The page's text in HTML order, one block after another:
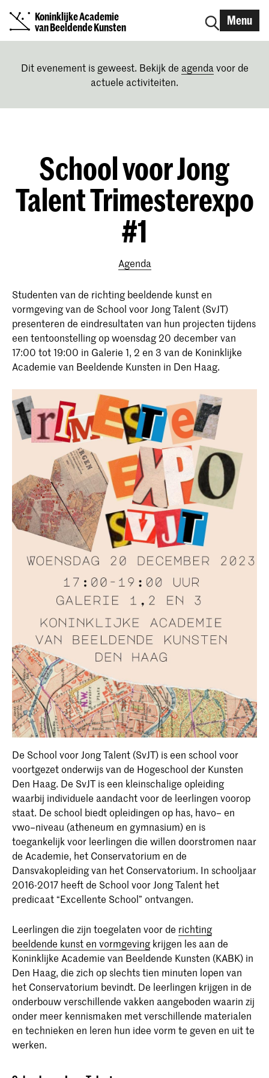
Koninklijke Academie
van Beeldende Kunsten
Menu
Dit evenement is geweest. Bekijk de agenda voor de
actuele activiteiten.
School voor Jong
Talent Trimesterexpo
#1
Agenda
Studenten van de richting beeldende kunst en
vormgeving van de School voor Jong Talent (SvJT)
presenteren de eindresultaten van hun projecten tijdens
een tentoonstelling op woensdag 20 december van
17:00 tot 19:00 in Galerie 1, 2 en 3 van de Koninklijke
Academie van Beeldende Kunsten in Den Haag.
De School voor Jong Talent (SvJT) is een school voor
voortgezet onderwijs van de Hogeschool der Kunsten
Den Haag. De SvJT is een kleinschalige opleiding
waarbij individuele aandacht voor de leerlingen voorop
staat. De school biedt opleidingen op has, havo– en
vwo–niveau (atheneum en gymnasium) en is
toegankelijk voor leerlingen die willen doorstromen naar
de Academie, het Conservatorium en de
Dansvakopleiding van het Conservatorium. In schooljaar
2016-2017 heeft de School voor Jong Talent het
predicaat “Excellente School” ontvangen.
Leerlingen die zijn toegelaten voor de richting
beeldende kunst en vormgevingkrijgen les aan de
Koninklijke Academie van Beeldende Kunsten (KABK) in
Den Haag, die zich op slechts tien minuten lopen van
het Conservatorium bevindt. De leerlingen krijgen in de
onderbouw verschillende vakken aangeboden waarin zij
onder meer kennismaken met verschillende materialen
en technieken en leren hun idee vorm te geven en uit te
werken.